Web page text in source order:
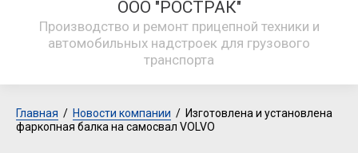
ООО "РОСТРАК"
Производство и ремонт прицепной техники и
автомобильных надстроек для грузового
транспорта
Главная
  /
Новости компании
  /  Изготовлена и установлена
фаркопная балка на самосвал VOLVO